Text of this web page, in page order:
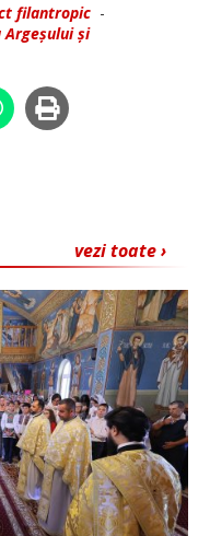
filantropic -
Argeșului și
vezi toate ›